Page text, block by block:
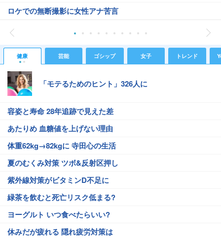
ロケでの無断撮影に女性アナ苦言
健康 芸能 ゴシップ 女子 トレンド
「モテるためのヒント」326人に
容姿と寿命 28年追跡で見えた差
あたりめ 血糖値を上げない理由
体重62kg→82kgに 寺田心の生活
夏のむくみ対策 ツボ&反射区押し
紫外線対策がビタミンD不足に
緑茶を飲むと死亡リスク低まる?
ヨーグルト いつ食べたらいい?
休みだが疲れる 隠れ疲労対策は